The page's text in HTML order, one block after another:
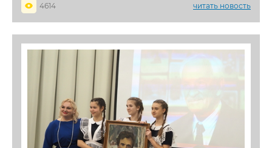
4614
читать новость